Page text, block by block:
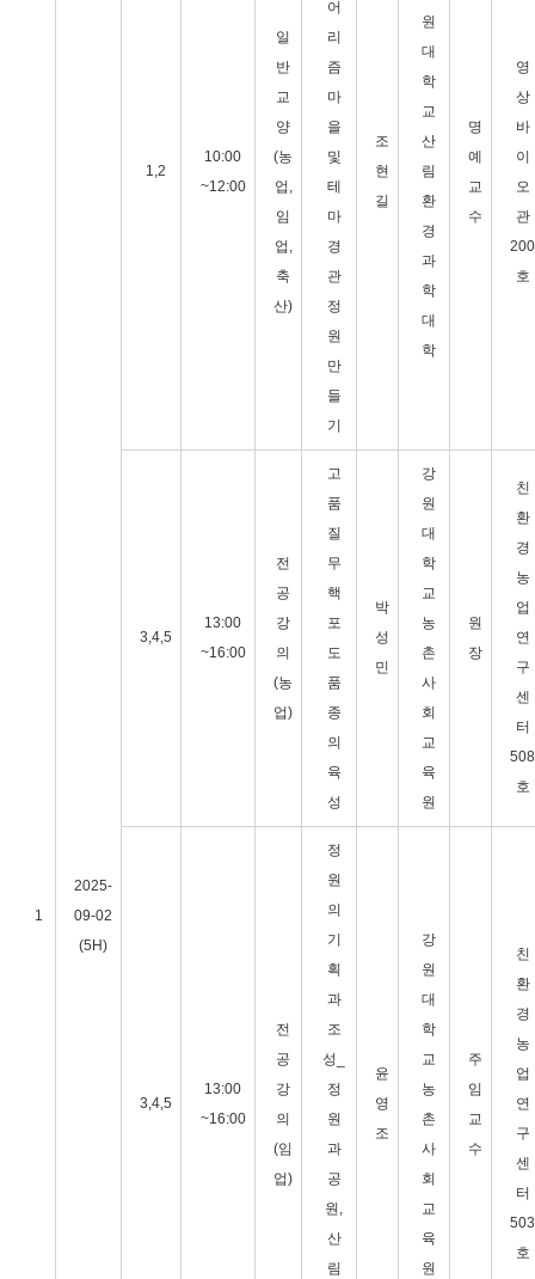
1
2025-
09-02
(5H)
1,2
10:00
~12:00
일
반
교
양
(농
업,
임
업,
축
산)
어
리
즘
마
을
및
테
마
경
관
정
원
만
들
기
조
현
길
원
대
학
교
산
림
환
경
과
학
대
학
명
예
교
수
영
상
바
이
오
관
200
호
3,4,5
13:00
~16:00
전
공
강
의
(농
업)
고
품
질
무
핵
포
도
품
종
의
육
성
박
성
민
강
원
대
학
교
농
촌
사
회
교
육
원
원
장
친
환
경
농
업
연
구
센
터
508
호
3,4,5
13:00
~16:00
전
공
강
의
(임
업)
정
원
의
기
획
과
조
성_
정
원
과
공
원,
산
림
윤
영
조
강
원
대
학
교
농
촌
사
회
교
육
원
주
임
교
수
친
환
경
농
업
연
구
센
터
503
호